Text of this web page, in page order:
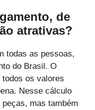
de
atrativas?
todas as pessoas,
do Brasil. O
todos os valores
Nesse cálculo
mas também